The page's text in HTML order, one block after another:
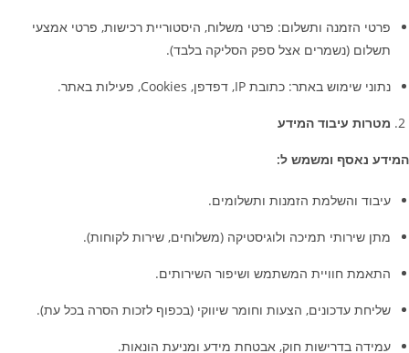
פרטי הזמנה ותשלום: פרטי משלוח, היסטוריית רכישות, פרטי אמצעי
תשלום (נשמרים אצל ספק הסליקה בלבד).
נתוני שימוש באתר: כתובת דפדפן, Cookies, פעילות באתר.
מטרות עיבוד המידע
המידע נאסף ומשמש ל:
עיבוד והשלמת הזמנות ותשלומים.
מתן שירותי תמיכה ולוגיסטיקה (משלוחים, שירות לקוחות).
התאמת חוויית המשתמש ושיפור השירותים.
שליחת עדכונים, הצעות וחומר שיווקי (בכפוף לזכות הסרה בכל עת).
עמידה בדרישות חוק, אבטחת מידע ומניעת הונאות.